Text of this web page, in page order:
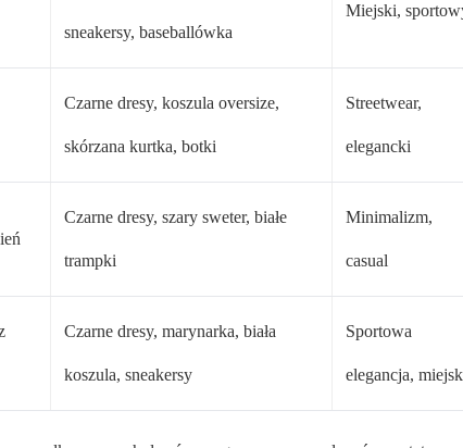
sneakersy, baseballówka
Miejski,
Czarne dresy, koszula oversize,
skórzana kurtka, botki
Streetwear,
elegancki
Czarne dresy, szary sweter, białe
trampki
Minimalizm,
casual
Czarne dresy, marynarka, biała
koszula, sneakersy
Sportowa
elegancja,